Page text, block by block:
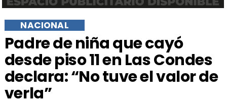
Padre de niña que cayó
desde piso 11 en Las Condes
declara: “No tuve el valor de
verla”
NACIONAL